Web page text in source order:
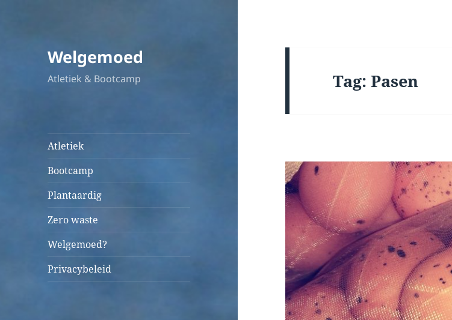
Welgemoed
Atletiek & Bootcamp
Atletiek
Bootcamp
Plantaardig
Zero waste
Welgemoed?
Privacybeleid
Tag:Pasen